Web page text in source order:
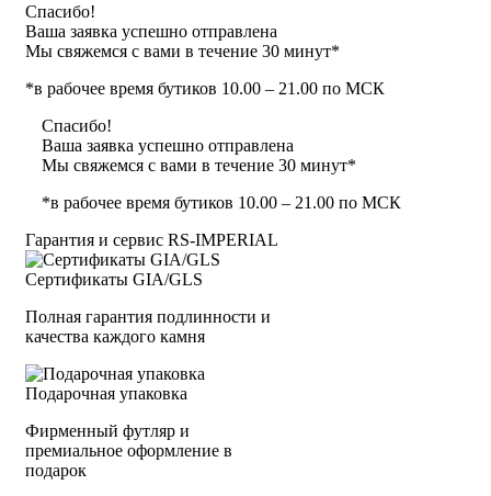
Спасибо!
Ваша заявка успешно отправлена
Мы свяжемся с вами в течение 30 минут*
*в рабочее время бутиков 10.00 – 21.00 по МСК
Спасибо!
Ваша заявка успешно отправлена
Мы свяжемся с вами в течение 30 минут*
*в рабочее время бутиков 10.00 – 21.00 по МСК
Гарантия и сервис RS‑IMPERIAL
Сертификаты GIA/GLS
Полная гарантия подлинности и
качества каждого камня
Подарочная упаковка
Фирменный футляр и
премиальное оформление в
подарок